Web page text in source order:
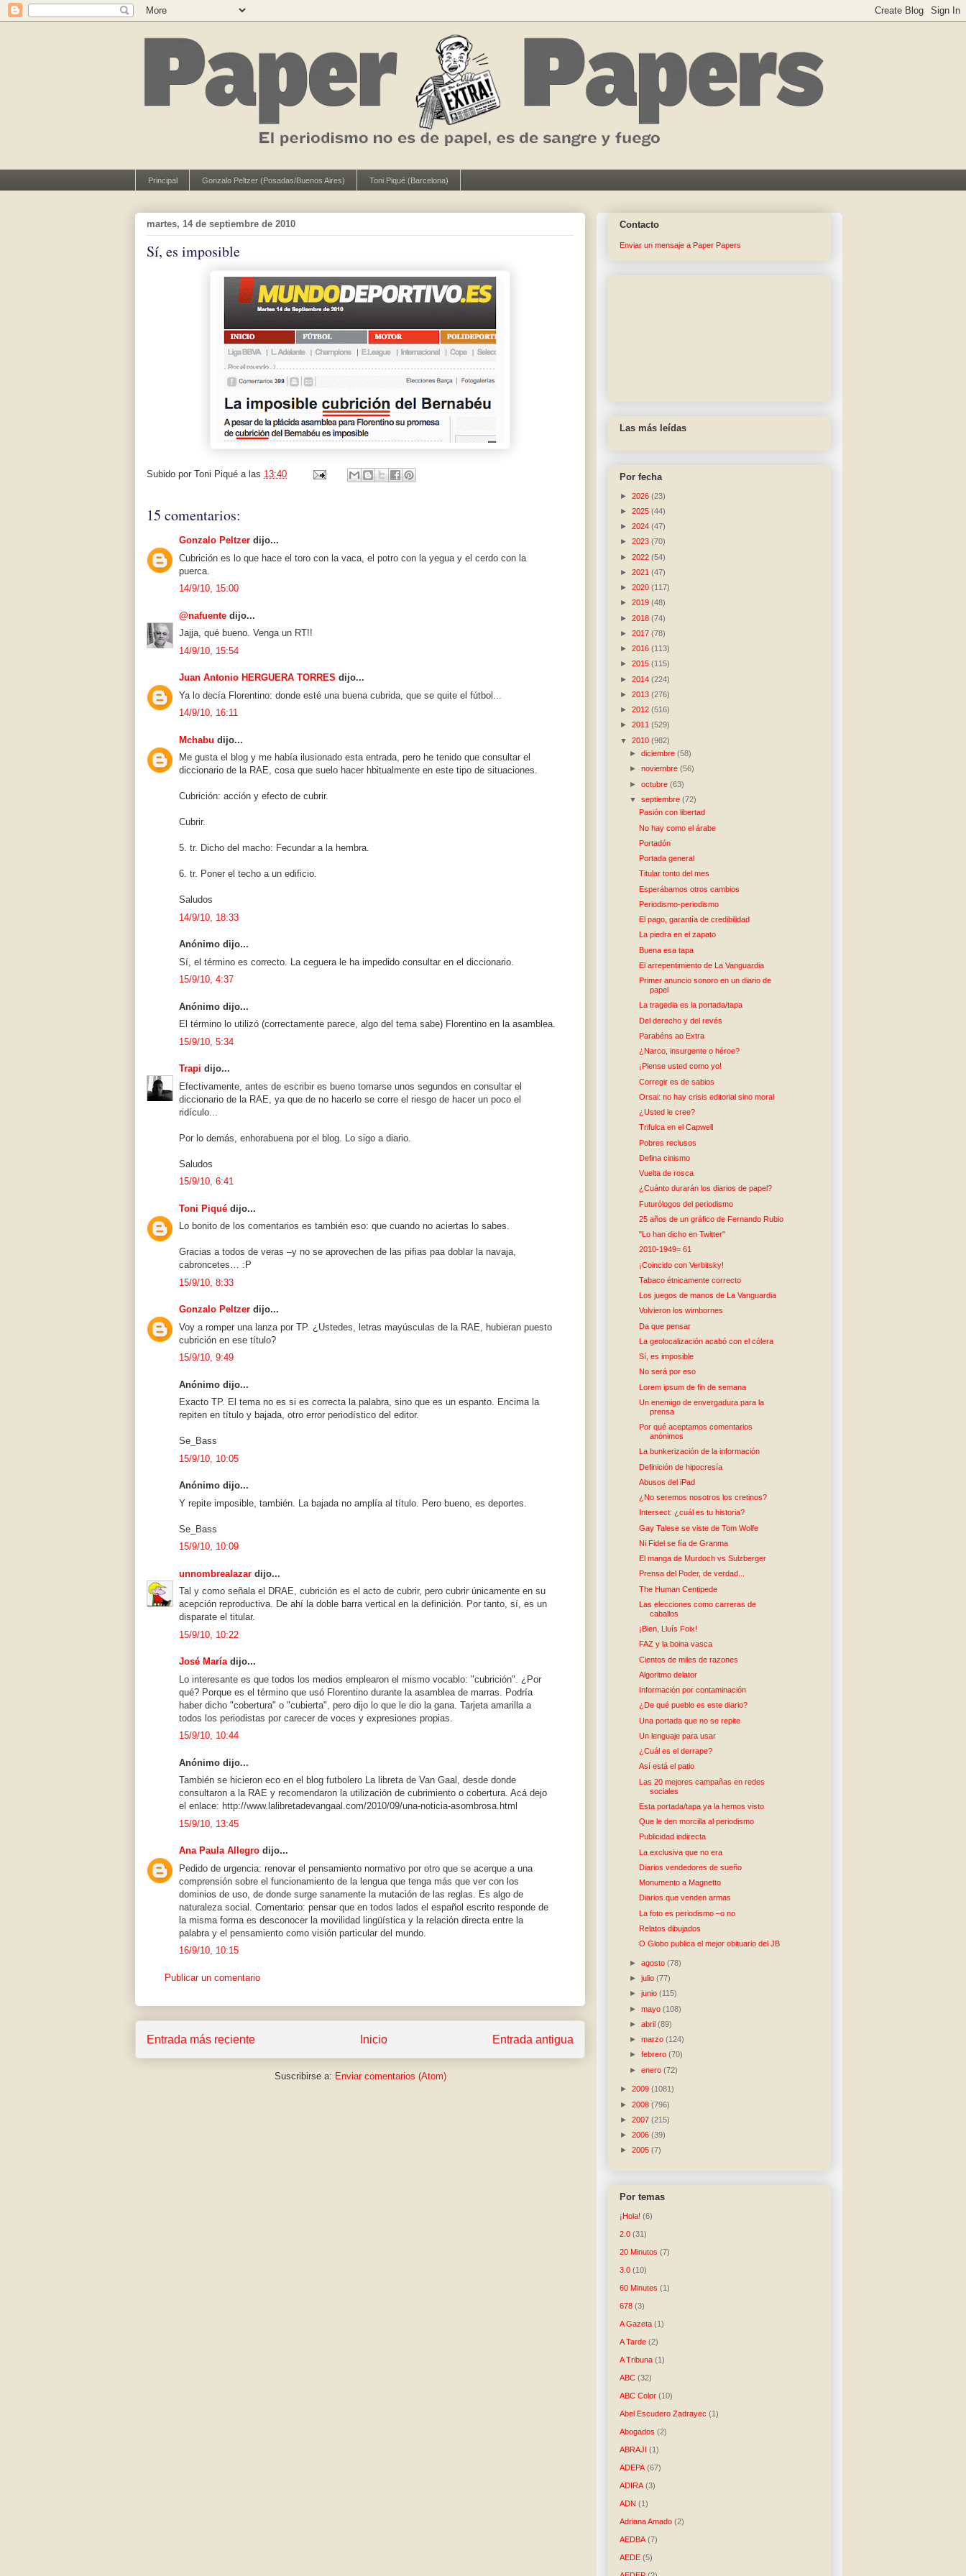
Principal Gonzalo Peltzer (Posadas/Buenos Aires) Toni Piqué (Barcelona)
martes, 14 de septiembre de 2010
Sí, es imposible
Subido por Toni Piqué a las 13:40
15 comentarios:
Gonzalo Peltzer dijo...
Cubrición es lo que hace el toro con la vaca, el potro con la yegua y el cerdo con la
puerca.
14/9/10, 15:00
@nafuente dijo...
Jajja, qué bueno. Venga un RT!!
14/9/10, 15:54
Juan Antonio HERGUERA TORRES dijo...
Ya lo decía Florentino: donde esté una buena cubrida, que se quite el fútbol...
14/9/10, 16:11
Mchabu dijo...
Me gusta el blog y me había ilusionado esta entrada, pero he tenido que consultar el
diccionario de la RAE, cosa que suelo hacer hbitualmente en este tipo de situaciones.
Cubrición: acción y efecto de cubrir.
Cubrir.
5. tr. Dicho del macho: Fecundar a la hembra.
6. tr. Poner el techo a un edificio.
Saludos
14/9/10, 18:33
Anónimo dijo...
Sí, el término es correcto. La ceguera le ha impedido consultar en el diccionario.
15/9/10, 4:37
Anónimo dijo...
El término lo utilizó (correctamente parece, algo del tema sabe) Florentino en la asamblea.
15/9/10, 5:34
Trapi dijo...
Efectivamente, antes de escribir es bueno tomarse unos segundos en consultar el
diccionario de la RAE, ya que de no hacerlo se corre el riesgo de hacer un poco el
ridículo...
Por lo demás, enhorabuena por el blog. Lo sigo a diario.
Saludos
15/9/10, 6:41
Toni Piqué dijo...
Lo bonito de los comentarios es también eso: que cuando no aciertas lo sabes.
Gracias a todos de veras –y no se aprovechen de las pifias paa doblar la navaja,
cabroncetes… :P
15/9/10, 8:33
Gonzalo Peltzer dijo...
Voy a romper una lanza por TP. ¿Ustedes, letras mayúsculas de la RAE, hubieran puesto
cubrición en ese título?
15/9/10, 9:49
Anónimo dijo...
Exacto TP. El tema no es si es correcta la palabra, sino que es un espanto. Encima la
repiten en título y bajada, otro error periodístico del editor.
Se_Bass
15/9/10, 10:05
Anónimo dijo...
Y repite imposible, también. La bajada no amplía al título. Pero bueno, es deportes.
Se_Bass
15/9/10, 10:09
unnombrealazar dijo...
Tal y como señala el DRAE, cubrición es el acto de cubrir, pero cubrir únicamente en su
acepción reproductiva. De ahí la doble barra vertical en la definición. Por tanto, sí, es un
disparate el titular.
15/9/10, 10:22
José Maríadijo...
Lo interesante es que todos los medios emplearon el mismo vocablo: "cubrición". ¿Por
qué? Porque es el término que usó Florentino durante la asamblea de marras. Podría
haber dicho "cobertura" o "cubierta", pero dijo lo que le dio la gana. Tarjeta amarilla a
todos los periodistas por carecer de voces y expresiones propias.
15/9/10, 10:44
Anónimo dijo...
También se hicieron eco en el blog futbolero La libreta de Van Gaal, desde donde
consultaron a la RAE y recomendaron la utilización de cubrimiento o cobertura. Acá dejo
el enlace: http://www.lalibretadevangaal.com/2010/09/una-noticia-asombrosa.html
15/9/10, 13:45
Ana Paula Allegro dijo...
Pedido de urgencia: renovar el pensamiento normativo por otro que se acerque a una
comprensión sobre el funcionamiento de la lengua que tenga más que ver con los
dominios de uso, de donde surge sanamente la mutación de las reglas. Es algo de
naturaleza social. Comentario: pensar que en todos lados el español escrito responde de
la misma forma es desconocer la movilidad lingüística y la relación directa entre la
palabra y el pensamiento como visión particular del mundo.
16/9/10, 10:15
Publicar un comentario
Entrada más reciente Entrada antigua
Inicio
Suscribirse a: Enviar comentarios (Atom)
Contacto
Enviar un mensaje a Paper Papers
Las más leídas
Por fecha
► 2026 (23)
► 2025 (44)
► 2024 (47)
► 2023 (70)
► 2022 (54)
► 2021 (47)
► 2020 (117)
► 2019 (48)
► 2018 (74)
► 2017 (78)
► 2016 (113)
► 2015 (115)
► 2014 (224)
► 2013 (276)
► 2012 (516)
► 2011 (529)
▼ 2010 (982)
►diciembre(58)
►noviembre(56)
►octubre(63)
▼septiembre(72)
Pasión con libertad
No hay como el árabe
Portadón
Portada general
Titular tonto del mes
Esperábamos otros cambios
Periodismo-periodismo
El pago, garantía de credibilidad
La piedra en el zapato
Buena esa tapa
El arrepentimiento de La Vanguardia
Primer anuncio sonoro en un diario de
papel
La tragedia es la portada/tapa
Del derecho y del revés
Parabéns ao Extra
¿Narco, insurgente o héroe?
¡Piense usted como yo!
Corregir es de sabios
Orsai: no hay crisis editorial sino moral
¿Usted le cree?
Trifulca en el Capwell
Pobres reclusos
Defina cinismo
Vuelta de rosca
¿Cuánto durarán los diarios de papel?
Futurólogos del periodismo
25 años de un gráfico de Fernando Rubio
"Lo han dicho en Twitter"
2010-1949= 61
¡Coincido con Verbitsky!
Tabaco étnicamente correcto
Los juegos de manos de La Vanguardia
Volvieron los wimbornes
Da que pensar
La geolocalización acabó con el cólera
Sí, es imposible
No será por eso
Lorem ipsum de fin de semana
Un enemigo de envergadura para la
prensa
Por qué aceptamos comentarios
anónimos
La bunkerización de la información
Definición de hipocresía
Abusos del iPad
¿No seremos nosotros los cretinos?
Intersect: ¿cuál es tu historia?
Gay Talese se viste de Tom Wolfe
Ni Fidel se fía de Granma
El manga de Murdoch vs Sulzberger
Prensa del Poder, de verdad...
The Human Centipede
Las elecciones como carreras de
caballos
¡Bien, Lluís Foix!
FAZ y la boina vasca
Cientos de miles de razones
Algoritmo delator
Información por contaminación
¿De qué pueblo es este diario?
Una portada que no se repite
Un lenguaje para usar
¿Cuál es el derrape?
Así está el patio
Las 20 mejores campañas en redes
sociales
Esta portada/tapa ya la hemos visto
Que le den morcilla al periodismo
Publicidad indirecta
La exclusiva que no era
Diarios vendedores de sueño
Monumento a Magnetto
Diarios que venden armas
La foto es periodismo –o no
Relatos dibujados
O Globo publica el mejor obituario del JB
►agosto(78)
►julio(77)
►junio(115)
►mayo(108)
►abril(89)
►marzo(124)
►febrero(70)
►enero(72)
► 2009 (1081)
► 2008 (796)
► 2007 (215)
► 2006 (39)
► 2005 (7)
Por temas
¡Hola! (6)
2.0 (31)
20 Minutos (7)
3.0 (10)
60 Minutes (1)
678 (3)
A Gazeta (1)
A Tarde (2)
A Tribuna (1)
ABC (32)
ABC Color (10)
Abel Escudero Zadrayec (1)
Abogados (2)
ABRAJI (1)
ADEPA (67)
ADIRA (3)
ADN (1)
Adriana Amado (2)
AEDBA (7)
AEDE (5)